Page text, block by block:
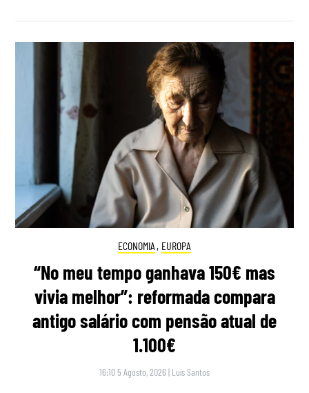
ECONOMIA , EUROPA
“No meu tempo ganhava 150€ mas
vivia melhor”: reformada compara
antigo salário com pensão atual de
1.100€
16:10 5 Agosto, 2026 | Luís Santos